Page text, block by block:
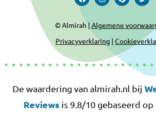
© Almirah | Algemene
Privacyverklaring |
De waardering van almirah.nl bij
Reviews is 9.8/10 gebaseerd op